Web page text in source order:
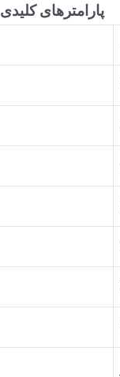
پارامترهای کلیدی